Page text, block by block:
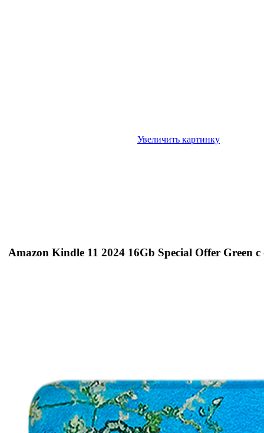
Увеличить картинку
Amazon Kindle 11 2024 16Gb Special Offer Green